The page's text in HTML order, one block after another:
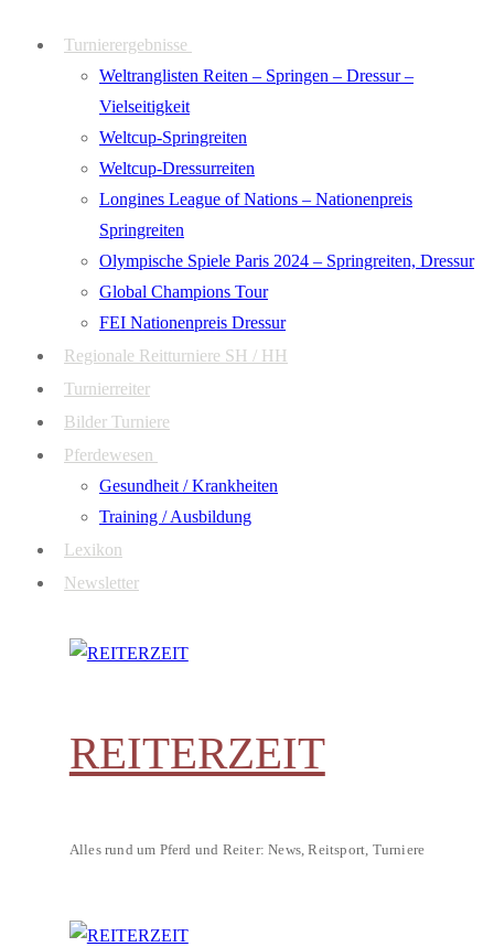
Turnierergebnisse
Weltranglisten Reiten – Springen – Dressur –
Vielseitigkeit
Weltcup-Springreiten
Weltcup-Dressurreiten
Longines League of Nations – Nationenpreis
Springreiten
Olympische Spiele Paris 2024 – Springreiten, Dressur
Global Champions Tour
FEI Nationenpreis Dressur
Regionale Reitturniere SH / HH
Turnierreiter
Bilder Turniere
Pferdewesen
Gesundheit / Krankheiten
Training / Ausbildung
Lexikon
Newsletter
REITERZEIT
Alles rund um Pferd und Reiter: News, Reitsport, Turniere